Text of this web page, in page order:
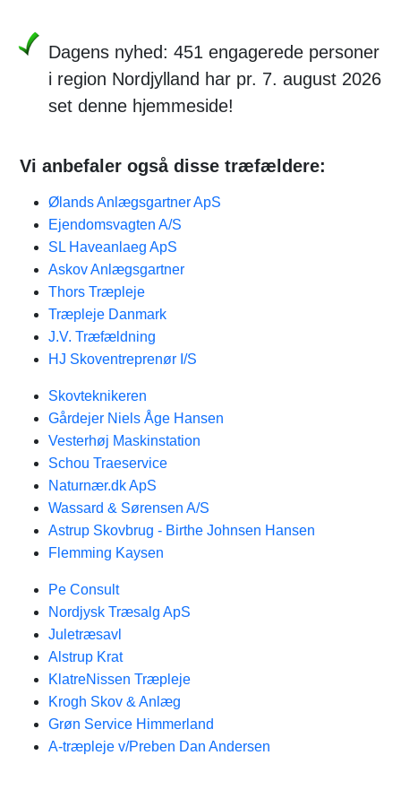
Dagens nyhed: 451 engagerede personer
i region Nordjylland har pr. 7. august 2026
set denne hjemmeside!
Vi anbefaler også disse træfældere:
Ølands Anlægsgartner ApS
Ejendomsvagten A/S
SL Haveanlaeg ApS
Askov Anlægsgartner
Thors Træpleje
Træpleje Danmark
J.V. Træfældning
HJ Skoventreprenør I/S
Skovteknikeren
Gårdejer Niels Åge Hansen
Vesterhøj Maskinstation
Schou Traeservice
Naturnær.dk ApS
Wassard & Sørensen A/S
Astrup Skovbrug - Birthe Johnsen Hansen
Flemming Kaysen
Pe Consult
Nordjysk Træsalg ApS
Juletræsavl
Alstrup Krat
KlatreNissen Træpleje
Krogh Skov & Anlæg
Grøn Service Himmerland
A-træpleje v/Preben Dan Andersen